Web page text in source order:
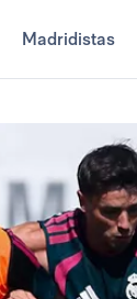
Madridistas